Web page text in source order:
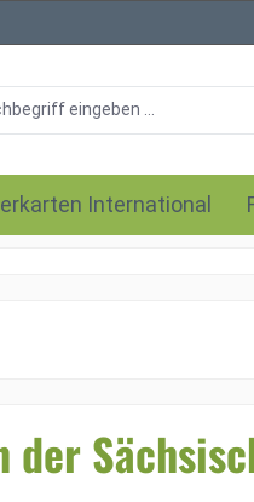
International
der